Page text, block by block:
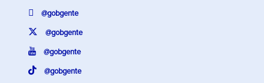
@gobgente
@gobgente
@gobgente
@gobgente